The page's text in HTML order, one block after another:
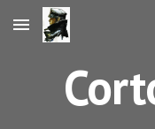
Skip to main content